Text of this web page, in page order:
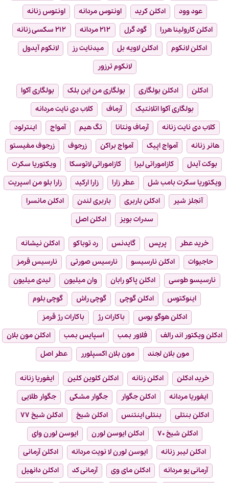
عود وود
ادکلن کرید اونتوس مردانه
اونتوس زنانه
ادکلن کارولینا هررا
گود گرل ۲۱۲ مردانه
۲۱۲ سکسی زنانه
ادکلن لانکوم
ادکلن لاویه بل میدنایت رز
لانکوم آیدول
لانکوم ترزور
ادکلن ادکلن بولگاری بولگاری من این بلک
بولگاری آکوا
بولگاری آکوا اتلانتیک
آرماف
کلاب دی نایت مردانه
کلاب دی نایت زنانه
آرماف ونتانا تگ هیم آمواج
اینترلود
هانر زنانه
آمواج اپیک آمواج براکن زرجوف
زرجوف مفیستو
بوکت آیدل
کازاموراتی لیرا کازاموراتی لاتوسکا
ویکتوریا سکرت
ویکتوریا سکرت بامب شل
عطر زارا زارا ارکید
زارا بلو من اسپریت
آنجلز شیر
ادکلن باربری باربری لندن
ادکلن مانسرا
سدرات بویز
ادکلن اصل
خرید عطر پرپس گایدنس رد توباکو
ادکلن نیشانه
حاجیوات
ادکلن نارسیسو نارسیس صورتی
نارسیس قرمز
نارسیسو طوسی
ادکلن پاکو رابان وان میلیون
لیدی میلیون
اینوکتوس
ادکلن گوچی گوچی راش
گوچی بلوم
ادکلن هوگو بوس
باکارات رژ
باکارات رژ قرمز
ادکلن ویکتور اند رالف
فلاور بمب اسپایس بمب
ادکلن مون بلان
مون بلان لجند
مون بلان اکسپلورر عطر اصل
خرید ادکلن ادکلن زنانه ادکلن کلوین کلین
ایفوریا زنانه
ایفوریا مردانه
ادکلن جگوار جگوار مشکی
جگوار طلایی
ادکلن بنتلی
بنتلی اینتنس ادکلن شیخ
ادکلن شیخ ۷۷
ادکلن شیخ ۷۰
ادکلن ایوسن لورن
ایوسن لورن وای
ادکلن لیبر زنانه
ایوسن لورن لا نویت مردانه
ادکلن آرمانی
آرمانی یو مردانه
ادکلن مای وی آرمانی کد
ادکلن دانهیل